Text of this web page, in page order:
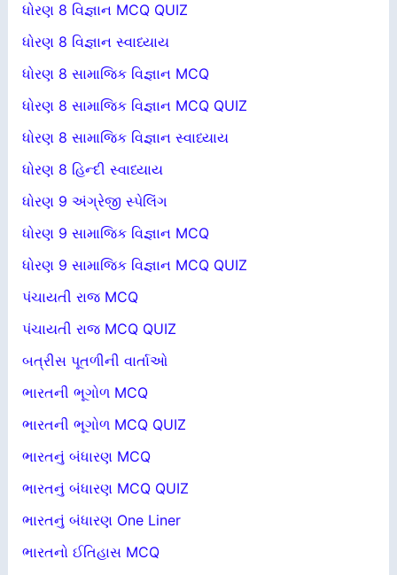
ધોરણ 8 વિજ્ઞાન MCQ QUIZ
ધોરણ 8 વિજ્ઞાન સ્વાધ્યાય
ધોરણ 8 સામાજિક વિજ્ઞાન MCQ
ધોરણ 8 સામાજિક વિજ્ઞાન MCQ QUIZ
ધોરણ 8 સામાજિક વિજ્ઞાન સ્વાધ્યાય
ધોરણ 8 હિન્દી સ્વાધ્યાય
ધોરણ 9 અંગ્રેજી સ્પેલિંગ
ધોરણ 9 સામાજિક વિજ્ઞાન MCQ
ધોરણ 9 સામાજિક વિજ્ઞાન MCQ QUIZ
પંચાયતી રાજ MCQ
પંચાયતી રાજ MCQ QUIZ
બત્રીસ પૂતળીની વાર્તાઓ
ભારતની ભૂગોળ MCQ
ભારતની ભૂગોળ MCQ QUIZ
ભારતનું બંધારણ MCQ
ભારતનું બંધારણ MCQ QUIZ
ભારતનું બંધારણ One Liner
ભારતનો ઈતિહાસ MCQ